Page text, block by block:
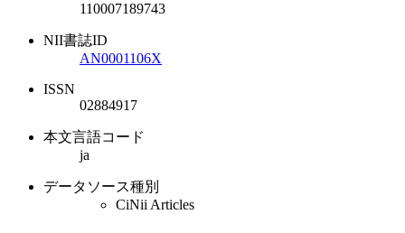
110007189743
NII書誌ID
AN0001106X
ISSN
02884917
本文言語コード
ja
データソース種別
CiNii Articles